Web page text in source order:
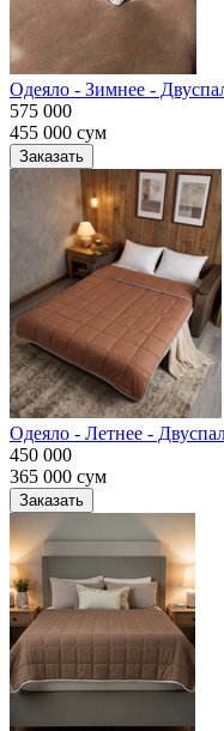
Одеяло - Зимнее -
575 000
455 000 сум
Заказать
Одеяло - Летнее -
450 000
365 000 сум
Заказать